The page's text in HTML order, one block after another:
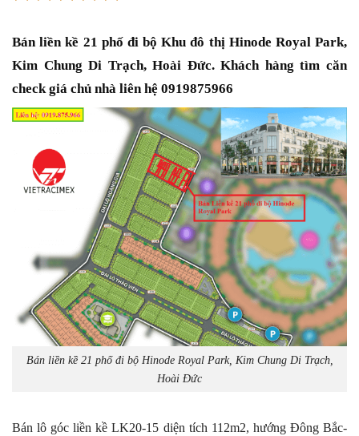
Bán liền kề 21 phố đi bộ Khu đô thị Hinode Royal Park,
Kim Chung Di Trạch, Hoài Đức. Khách hàng tìm căn
check giá chủ nhà liên hệ 0919875966
Bán liền kề 21 phố đi bộ Hinode Royal Park, Kim Chung Di Trạch,
Hoài Đức
Bán lô góc liền kề LK20-15 diện tích 112m2, hướng Đông Bắc-